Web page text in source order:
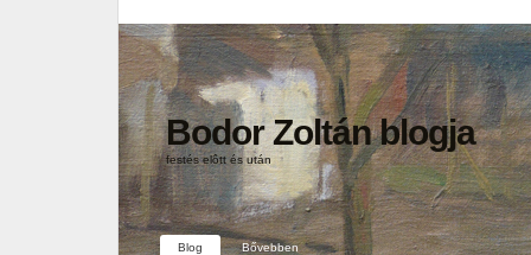
Bodor Zoltán blogja
festés elôtt és után
Blog Bővebben